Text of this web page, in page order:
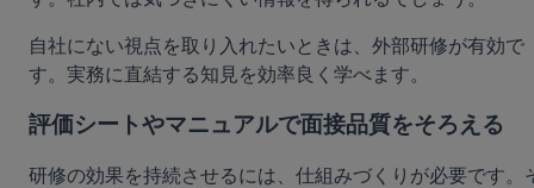
自社にない視点を取り入れたいときは、外部研修が有効で
す。実務に直結する知見を効率良く学べます。
評価シートやマニュアルで面接品質をそろえる
研修の効果を持続させるには、仕組みづくりが必要です。